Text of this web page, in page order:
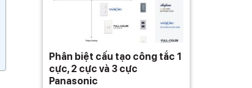
Phân biệt cấu tạo công tắc 1
cực, 2 cực và 3 cực
Panasonic